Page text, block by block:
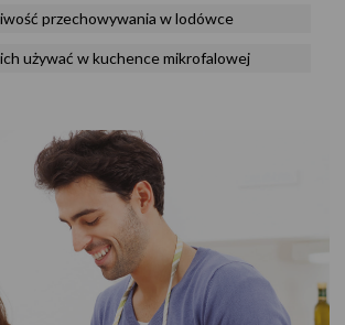
przechowywania w lodówce
używać w kuchence mikrofalowej